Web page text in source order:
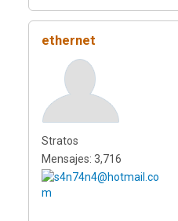
ethernet
Stratos
Mensajes: 3,716